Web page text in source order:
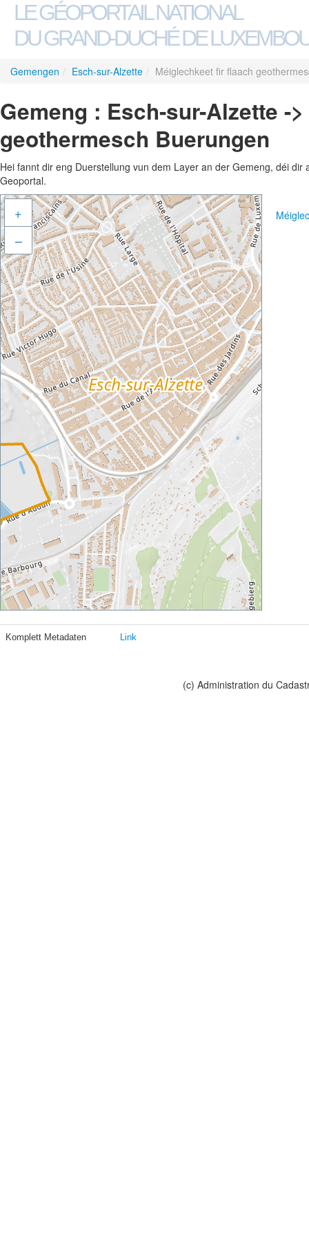
LE GÉOPORTAIL NATIONAL
DU GRAND-DUCHÉ DE
Gemengen / Esch-sur-Alzette / Méiglechkeet fir flaach
Gemeng : Esch-sur-Alzette -
geothermesch Buerungen
Hei fannt dir eng Duerstellung vun dem Layer an der Gemeng, déi
Geoportal.
+
–
Komplett Metadaten Link
(c) Administration du